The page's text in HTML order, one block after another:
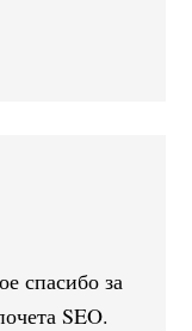
спасибо за
SEO.